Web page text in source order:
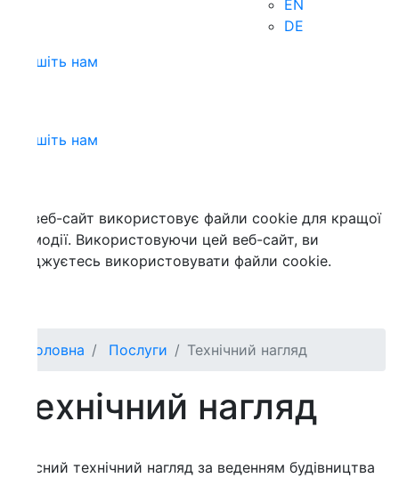
нам
нам
сайт використовує файли cookie для кращої
Використовуючи цей веб-сайт, ви
використовувати файли cookie.
Послуги Технiчний нагляд
нагляд
технічний нагляд за веденням будівництва